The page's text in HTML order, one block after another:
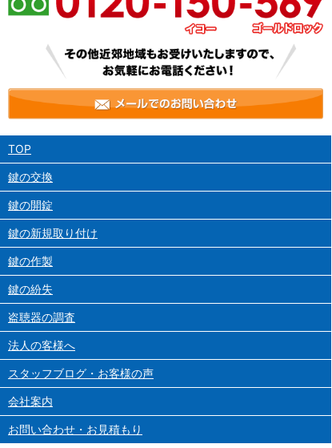
TOP
鍵の交換
鍵の開錠
鍵の新規取り付け
鍵の作製
鍵の紛失
盗聴器の調査
法人の客様へ
スタッフブログ・お客様の声
会社案内
お問い合わせ・お見積もり